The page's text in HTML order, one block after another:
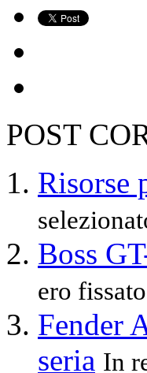
POST
Risorse
Boss
ero
Fender
seria In